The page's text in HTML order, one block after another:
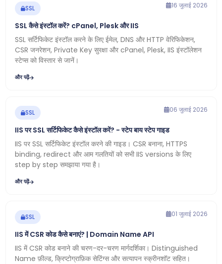
SSL 16 जुलाई 2026
SSL कैसे इंस्टॉल करें? cPanel, Plesk और IIS
SSL सर्टिफिकेट इंस्टॉल करने के लिए ईमेल, DNS और HTTP वेरिफिकेशन,
CSR जनरेशन, Private Key सुरक्षा और cPanel, Plesk, IIS इंस्टॉलेशन
स्टेप्स को विस्तार से जानें।
और पढ़ें
SSL 06 जुलाई 2026
IIS पर SSL सर्टिफिकेट कैसे इंस्टॉल करें? - स्टेप बाय स्टेप गाइड
IIS पर SSL सर्टिफिकेट इंस्टॉल करने की गाइड। CSR बनाना, HTTPS
binding, redirect और आम गलतियों को सभी IIS versions के लिए
step by step समझाया गया है।
और पढ़ें
SSL 01 जुलाई 2026
IIS में CSR कोड कैसे बनाएं? | Domain Name API
IIS में CSR कोड बनाने की चरण-दर-चरण मार्गदर्शिका। Distinguished
Name फ़ील्ड, क्रिप्टोग्राफ़िक सेटिंग्स और सत्यापन स्क्रीनशॉट सहित।